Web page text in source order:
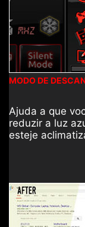
MODO DE
Ajuda a que
reduzir a luz
esteje